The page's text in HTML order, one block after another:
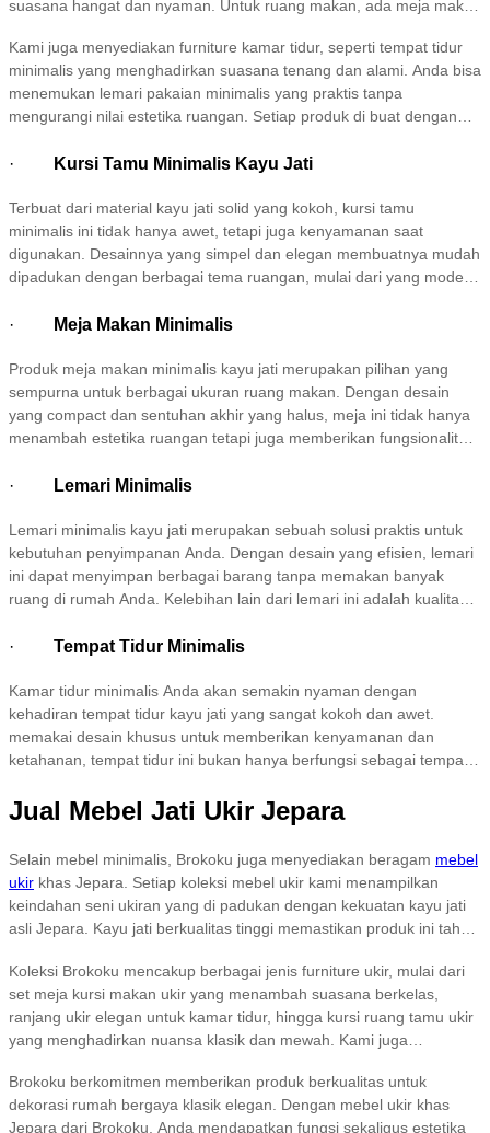
suasana hangat dan nyaman. Untuk ruang makan, ada meja makan
nyaman dan estetik.
Kami juga menyediakan furniture kamar tidur, seperti tempat tidur
minimalis yang menghadirkan suasana tenang dan alami. Anda bisa
menemukan lemari pakaian minimalis yang praktis tanpa
mengurangi nilai estetika ruangan. Setiap produk di buat dengan
mendapatkan produk berkualitas dan tahan lama.
· Kursi Tamu Minimalis Kayu Jati
Terbuat dari material kayu jati solid yang kokoh, kursi tamu
minimalis ini tidak hanya awet, tetapi juga kenyamanan saat
digunakan. Desainnya yang simpel dan elegan membuatnya mudah
dipadukan dengan berbagai tema ruangan, mulai dari yang modern
untuk memberikan aksen menarik, atau memadukannya dengan
minimalis ini adalah investasi yang baik untuk mempercantik rumah
Anda, memberikan kesan hangat dan mengundang bagi setiap
tamu yang datang.
· Meja Makan Minimalis
Produk meja makan minimalis kayu jati merupakan pilihan yang
sempurna untuk berbagai ukuran ruang makan. Dengan desain
yang compact dan sentuhan akhir yang halus, meja ini tidak hanya
menambah estetika ruangan tetapi juga memberikan fungsionalitas
suasana yang hangat dan nyaman saat berkumpul dengan
luas, meja ini akan menjadi pilihan yang ideal. Dengan kualitas kayu
jati yang tahan lama, meja ini siap menemani setiap momen makan
Anda.
· Lemari Minimalis
Lemari minimalis kayu jati merupakan sebuah solusi praktis untuk
kebutuhan penyimpanan Anda. Dengan desain yang efisien, lemari
ini dapat menyimpan berbagai barang tanpa memakan banyak
ruang di rumah Anda. Kelebihan lain dari lemari ini adalah kualitas
dan keawetan produk, tetapi juga memberikan tampilan estetis yang
sentuhan alami sekaligus fungsionalitas. Apakah Anda mencari
tempat untuk menyimpan pakaian, buku, atau barang-barang
lainnya, lemari minimalis ini akan memenuhi semua kebutuhan
penyimpanan Anda.
· Tempat Tidur Minimalis
Kamar tidur minimalis Anda akan semakin nyaman dengan
kehadiran tempat tidur kayu jati yang sangat kokoh dan awet.
memakai desain khusus untuk memberikan kenyamanan dan
ketahanan, tempat tidur ini bukan hanya berfungsi sebagai tempat
keindahan ruang tidur Anda. Dengan desain minimalis yang
modern, tempat tidur ini menciptakan suasana tidur yang tenang
dan nyaman, membuat Anda lebih mudah beristirahat setelah hari
yang panjang. Transformasikan kamar tidur Anda menjadi tempat
yang memikat dan menyenangkan dengan tempat tidur kayu jati
dari Brokoku, pilihan yang tepat untuk setiap rumah.
Jual Mebel Jati Ukir Jepara
Selain mebel minimalis, Brokoku juga menyediakan beragam mebel
ukir khas Jepara. Setiap koleksi mebel ukir kami menampilkan
keindahan seni ukiran yang di padukan dengan kekuatan kayu jati
asli Jepara. Kayu jati berkualitas tinggi memastikan produk ini tahan
dekorasi jangka panjang.
Koleksi Brokoku mencakup berbagai jenis furniture ukir, mulai dari
set meja kursi makan ukir yang menambah suasana berkelas,
ranjang ukir elegan untuk kamar tidur, hingga kursi ruang tamu ukir
yang menghadirkan nuansa klasik dan mewah. Kami juga
menyimpan pakaian, tapi juga menjadi elemen dekoratif yang
menawan.
Brokoku berkomitmen memberikan produk berkualitas untuk
dekorasi rumah bergaya klasik elegan. Dengan mebel ukir khas
Jepara dari Brokoku, Anda mendapatkan fungsi sekaligus estetika